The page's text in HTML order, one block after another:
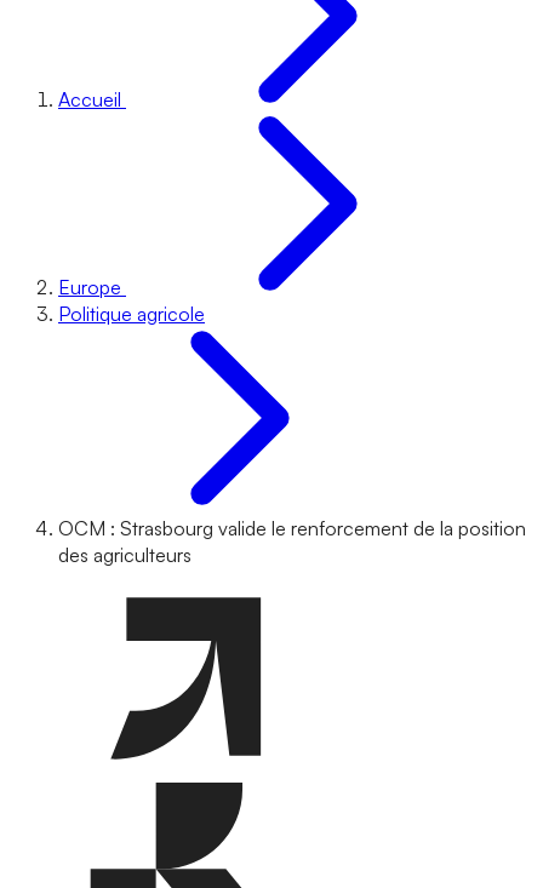
Accueil
Europe
Politique agricole
OCM : Strasbourg valide le renforcement de la position
des agriculteurs